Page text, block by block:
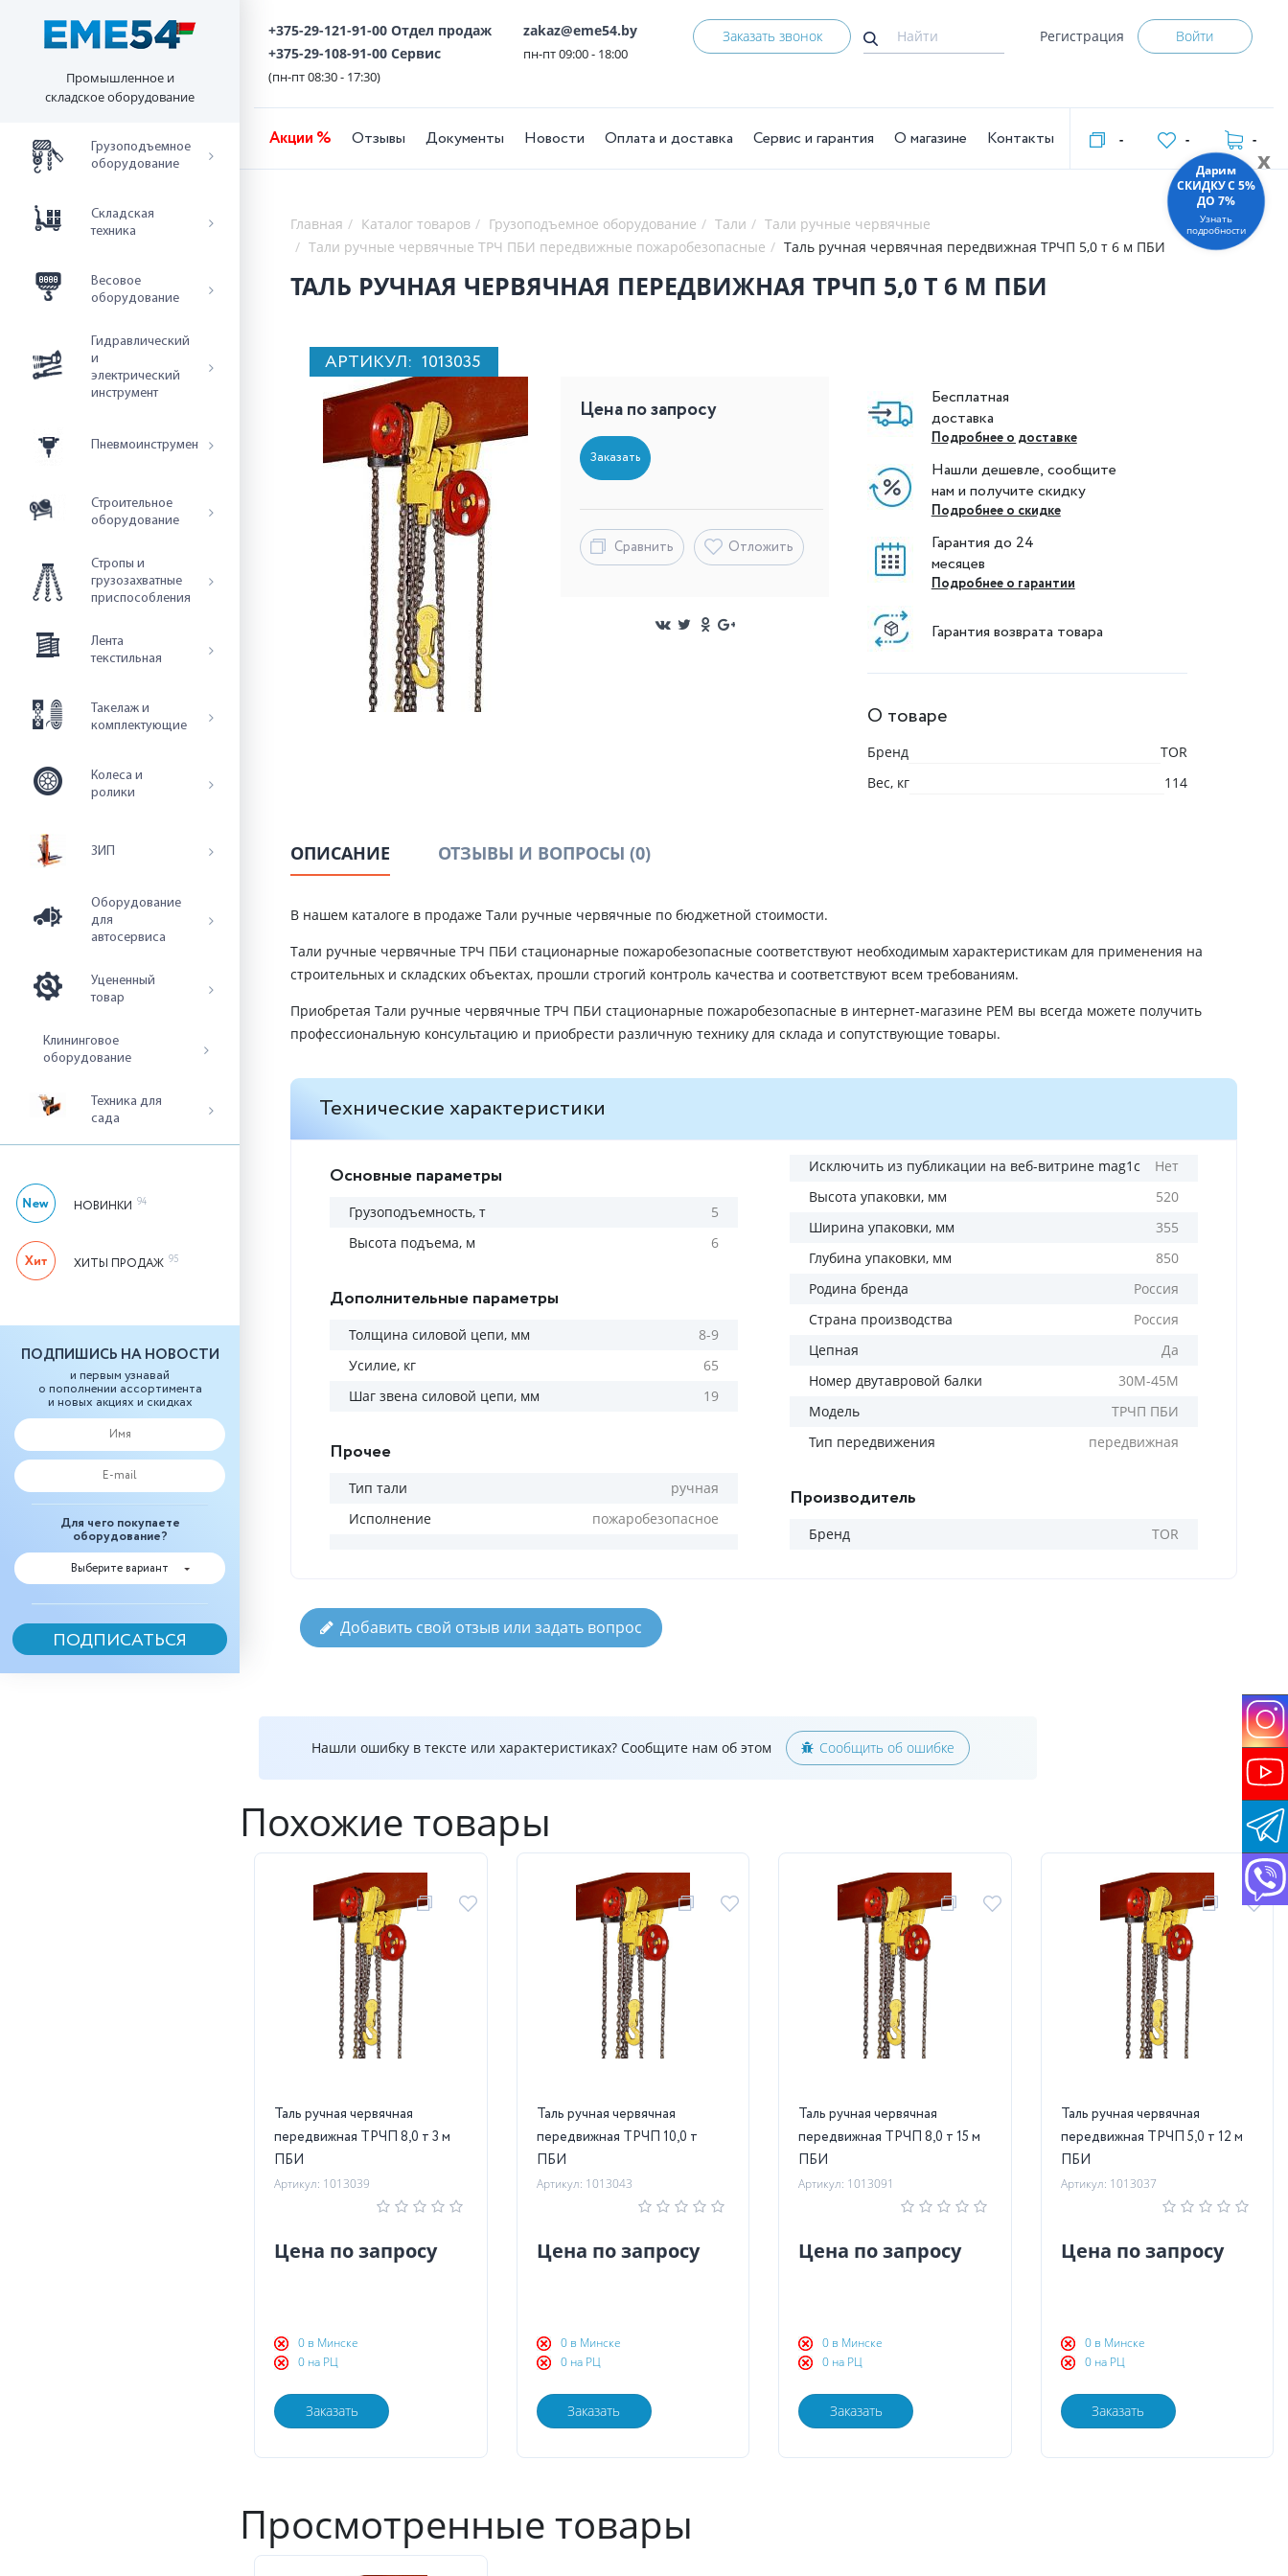
Промышленное и
складское оборудование
Грузоподъемное
оборудование
Складская
техника
Весовое
оборудование
Гидравлический
и
электрический
инструмент
Пневмоинструмент
Строительное
оборудование
Стропы и
грузозахватные
приспособления
Лента
текстильная
Такелаж и
комплектующие
Колеса и
ролики
ЗИП
Оборудование
для
автосервиса
Уцененный
товар
Клининговое
оборудование
Техника для
сада
НОВИНКИ 94
ХИТЫ ПРОДАЖ 95
ПОДПИШИСЬ НА НОВОСТИ
и первым узнавай
о пополнении ассортимента
и новых акциях и скидках
Для чего покупаете
оборудование?
Выберите вариант
+375-29-121-91-00 Отдел продаж
+375-29-108-91-00 Сервис
(пн-пт 08:30 - 17:30)
zakaz@eme54.by
пн-пт 09:00 - 18:00
Заказать звонок Регистрация Войти
Акции % Отзывы Документы Новости Оплата и доставка Сервис и гарантия О магазине Контакты - - -
Главная Каталог товаров Грузоподъемное оборудование Тали
Тали ручные червячные
Тали ручные червячные ТРЧ ПБИ передвижные пожаробезопасные
Таль ручная червячная передвижная ТРЧП 5,0 т 6 м ПБИ
ТАЛЬ РУЧНАЯ ЧЕРВЯЧНАЯ ПЕРЕДВИЖНАЯ ТРЧП 5,0 Т 6 М ПБИ
АРТИКУЛ: 1013035
Цена по запросу
Заказать
Сравнить Отложить
Бесплатная
доставка
Подробнее о доставке
Нашли дешевле, сообщите
нам и получите скидку
Подробнее о скидке
Гарантия до 24
месяцев
Подробнее о гарантии
Гарантия возврата товара
О товаре
Бренд
TOR
Вес, кг
114
ОПИСАНИЕ ОТЗЫВЫ И ВОПРОСЫ (0)
В нашем каталоге в продаже Тали ручные червячные по бюджетной стоимости.
Тали ручные червячные ТРЧ ПБИ стационарные пожаробезопасные соответствуют необходимым характеристикам для применения на
строительных и складских объектах, прошли строгий контроль качества и соответствуют всем требованиям.
Приобретая Тали ручные червячные ТРЧ ПБИ стационарные пожаробезопасные в интернет-магазине РЕМ вы всегда можете получить
профессиональную консультацию и приобрести различную технику для склада и сопутствующие товары.
Технические характеристики
Основные параметры
Грузоподъемность, т
5
Высота подъема, м
6
Дополнительные параметры
Толщина силовой цепи, мм
8-9
Усилие, кг
65
Шаг звена силовой цепи, мм
19
Прочее
Тип тали
ручная
Исполнение
пожаробезопасное
Исключить из публикации на веб-витрине mag1c
Нет
Высота упаковки, мм
520
Ширина упаковки, мм
355
Глубина упаковки, мм
850
Родина бренда
Россия
Страна производства
Россия
Цепная
Да
Номер двутавровой балки
30M-45M
Модель
ТРЧП ПБИ
Тип передвижения
передвижная
Производитель
Бренд TOR
Добавить свой отзыв или задать вопрос
Нашли ошибку в тексте или характеристиках? Сообщите нам об этом Сообщить об ошибке
Похожие товары
Таль ручная червячная
передвижная ТРЧП 8,0 т 3 м
ПБИ
Артикул: 1013039
Цена по запросу
0 в Минске
0 на РЦ
Заказать
Таль ручная червячная
передвижная ТРЧП 10,0 т
ПБИ
Артикул: 1013043
Цена по запросу
0 в Минске
0 на РЦ
Заказать
Таль ручная червячная
передвижная ТРЧП 8,0 т 15 м
ПБИ
Артикул: 1013091
Цена по запросу
0 в Минске
0 на РЦ
Заказать
Таль ручная червячная
передвижная ТРЧП 5,0 т 12 м
ПБИ
Артикул: 1013037
Цена по запросу
0 в Минске
0 на РЦ
Заказать
Просмотренные товары
x
Дарим
СКИДКУ C 5%
ДО 7%
Узнать
подробности